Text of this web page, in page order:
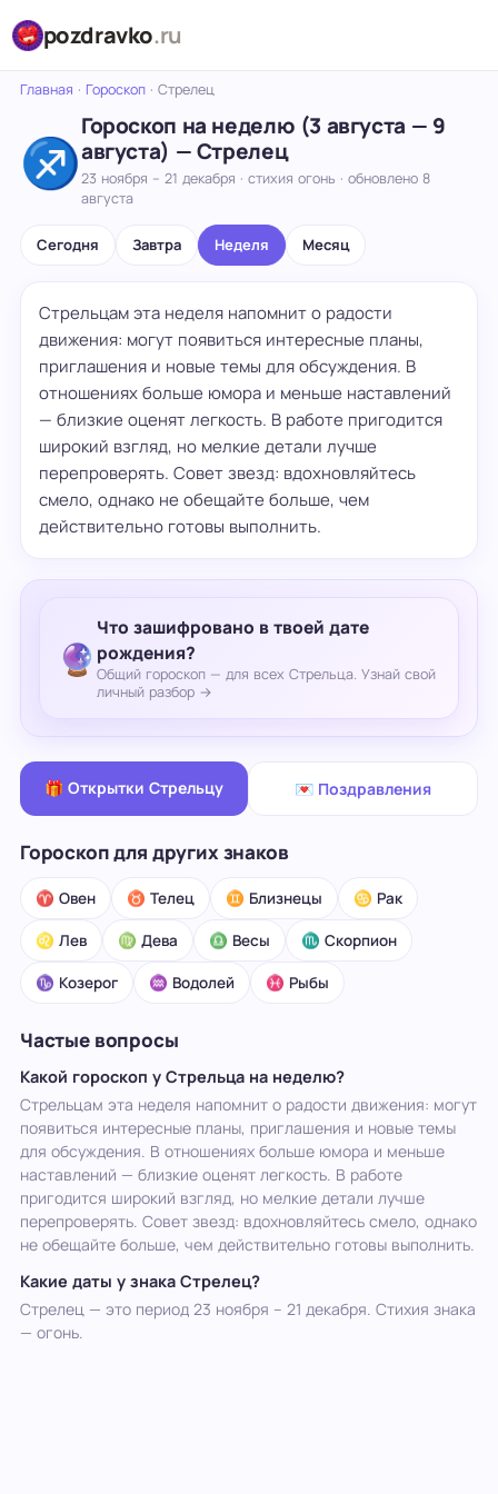
pozdravko.ru
Главная · Гороскоп · Стрелец
♐
Гороскоп на неделю (3 августа — 9
августа) — Стрелец
23 ноября – 21 декабря · стихия огонь · обновлено 8
августа
Сегодня Завтра Неделя Месяц
Стрельцам эта неделя напомнит о радости
движения: могут появиться интересные планы,
приглашения и новые темы для обсуждения. В
отношениях больше юмора и меньше наставлений
— близкие оценят легкость. В работе пригодится
широкий взгляд, но мелкие детали лучше
перепроверять. Совет звезд: вдохновляйтесь
смело, однако не обещайте больше, чем
действительно готовы выполнить.
🔮
Что зашифровано в твоей дате
рождения?
Общий гороскоп — для всех Стрельца. Узнай свой
личный разбор →
🎁 Открытки Стрельцу 💌 Поздравления
Гороскоп для других знаков
♈ Овен ♉ Телец ♊ Близнецы ♋ Рак
♌ Лев ♍ Дева ♎ Весы ♏ Скорпион
♑ Козерог ♒ Водолей ♓ Рыбы
Частые вопросы
Какой гороскоп у Стрельца на неделю?
Стрельцам эта неделя напомнит о радости движения: могут
появиться интересные планы, приглашения и новые темы
для обсуждения. В отношениях больше юмора и меньше
наставлений — близкие оценят легкость. В работе
пригодится широкий взгляд, но мелкие детали лучше
перепроверять. Совет звезд: вдохновляйтесь смело, однако
не обещайте больше, чем действительно готовы выполнить.
Какие даты у знака Стрелец?
Стрелец — это период 23 ноября – 21 декабря. Стихия знака
— огонь.